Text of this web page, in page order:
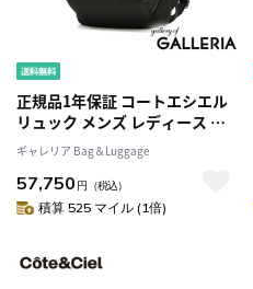
正規品1年保証 コートエシエル
リュック メンズ レディース お
しゃれ Cote&Ciel カジュアル
A4 機能性 ブランド 18L PC ナイ
ロン Saru Sleek 29211
ギャレリア Bag＆Luggage
57,750 円 （税込）
積算 525 マイル (1倍)